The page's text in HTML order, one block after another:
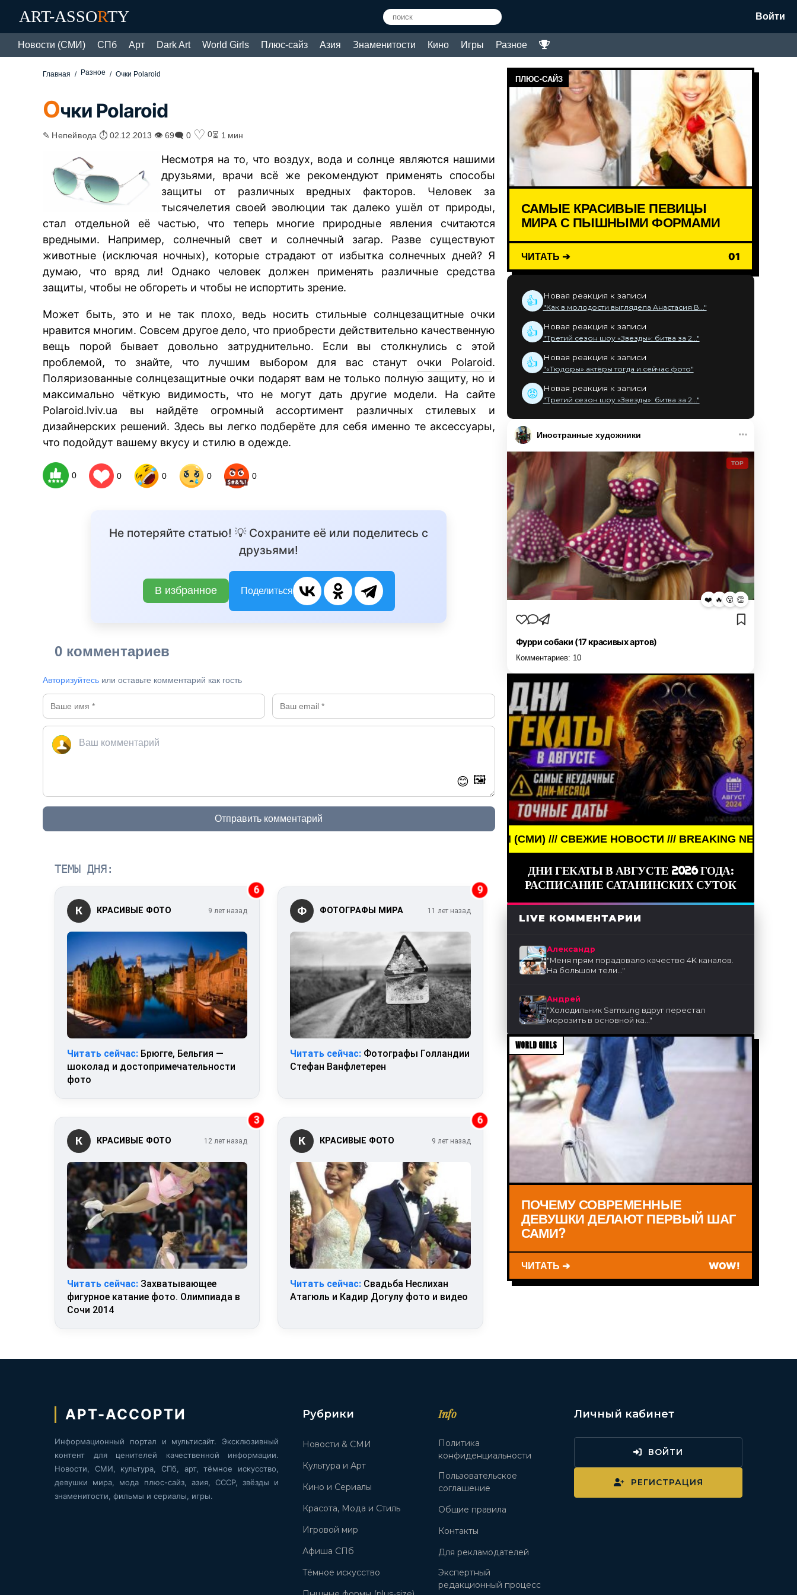
ART-ASSORTY Войти
Новости (СМИ) СПб Арт Dark Art World Girls Плюс-сайз Азия Знаменитости Кино Игры Разное
Главная Разное Очки Polaroid
Очки Polaroid
✎ Непейвода ⏱ 02.12.2013 👁 69🗨 0 ♡ 0⏳ 1 мин
Несмотря на то, что воздух, вода и солнце являются нашими
друзьями, врачи всё же рекомендуют применять способы
защиты от различных вредных факторов. Человек за
тысячелетия своей эволюции так далеко ушёл от природы,
стал отдельной её частью, что теперь многие природные явления считаются
вредными. Например, солнечный свет и солнечный загар. Разве существуют
животные (исключая ночных), которые страдают от избытка солнечных дней? Я
думаю, что вряд ли! Однако человек должен применять различные средства
защиты, чтобы не обгореть и чтобы не испортить зрение.
Может быть, это и не так плохо, ведь носить стильные солнцезащитные очки
нравится многим. Совсем другое дело, что приобрести действительно качественную
вещь порой бывает довольно затруднительно. Если вы столкнулись с этой
проблемой, то знайте, что лучшим выбором для вас станут очки Polaroid.
Поляризованные солнцезащитные очки подарят вам не только полную защиту, но и
максимально чёткую видимость, что не могут дать другие модели. На сайте
Polaroid.lviv.ua вы найдёте огромный ассортимент различных стилевых и
дизайнерских решений. Здесь вы легко подберёте для себя именно те аксессуары,
что подойдут вашему вкусу и стилю в одежде.
0 0 0 0 0
Не потеряйте статью! 💡 Сохраните её или поделитесь с
друзьями!
В избранное Поделиться
0 комментариев
Авторизуйтесь или оставьте комментарий как гость
😊 🖼️
Отправить комментарий
ТЕМЫ ДНЯ:
6
К КРАСИВЫЕ ФОТО 9 лет назад
Читать сейчас: Брюгге, Бельгия —
шоколад и достопримечательности
фото
9
Ф ФОТОГРАФЫ МИРА 11 лет назад
Читать сейчас: Фотографы Голландии
Стефан Ванфлетерен
3
К КРАСИВЫЕ ФОТО 12 лет назад
Читать сейчас: Захватывающее
фигурное катание фото. Олимпиада в
Сочи 2014
6
К КРАСИВЫЕ ФОТО 9 лет назад
Читать сейчас: Свадьба Неслихан
Атагюль и Кадир Догулу фото и видео
ПЛЮС-САЙЗ
САМЫЕ КРАСИВЫЕ ПЕВИЦЫ
МИРА С ПЫШНЫМИ ФОРМАМИ
ЧИТАТЬ ➔ 01
👍 Новая реакция к записи
"Как в молодости выглядела Анастасия В..."
👍 Новая реакция к записи
"Третий сезон шоу «Звезды»: битва за 2..."
👍 Новая реакция к записи
"«Тюдоры» актёры тогда и сейчас фото"
😡 Новая реакция к записи
"Третий сезон шоу «Звезды»: битва за 2..."
Иностранные художники
TOP
❤️ 🔥 😮 👏
Фурри собаки (17 красивых артов)
Комментариев: 10
BREAKING NEWS /// НОВОСТИ (СМИ) /// СВЕЖИЕ НОВОСТИ /// BREAKING NEWS ///
ДНИ ГЕКАТЫ В АВГУСТЕ 2026 ГОДА:
РАСПИСАНИЕ САТАНИНСКИХ СУТОК
LIVE КОММЕНТАРИИ
Александр
"Меня прям порадовало качество 4K каналов.
На большом тели..."
Андрей
"Холодильник Samsung вдруг перестал
морозить в основной ка..."
WORLD GIRLS
ПОЧЕМУ СОВРЕМЕННЫЕ
ДЕВУШКИ ДЕЛАЮТ ПЕРВЫЙ ШАГ
САМИ?
ЧИТАТЬ ➔ WOW!
АРТ-АССОРТИ
Информационный портал и мультисайт. Эксклюзивный
контент для ценителей качественной информации.
Новости, СМИ, культура, СПб, арт, тёмное искусство,
девушки мира, мода плюс-сайз, азия, СССР, звёзды и
знаменитости, фильмы и сериалы, игры.
Рубрики
Новости & СМИ
Культура и Арт
Кино и Сериалы
Красота, Мода и Стиль
Игровой мир
Афиша СПб
Тёмное искусство
Info
Политика
конфиденциальности
Пользовательское
соглашение
Общие правила
Контакты
Для рекламодателей
Экспертный
редакционный процесс
Личный кабинет
ВОЙТИ
РЕГИСТРАЦИЯ